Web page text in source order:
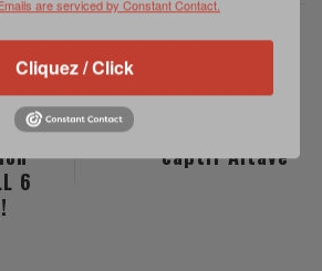
J.O 2016 : Une
solution de ballon
captif Altave
6
are serviced by Constant Contact.
Cliquez / Click